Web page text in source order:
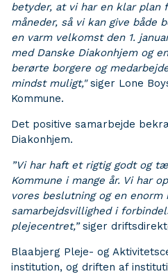
betyder, at vi har en klar plan
måneder, så vi kan give både
en varm velkomst den 1.
med Danske Diakonhjem og
berørte borgere og
mindst muligt,"siger Lone
Kommune.
Det positive samarbejde
Diakonhjem.
”Vi har haft et rigtig godt og
Kommune i mange år. Vi har
vores beslutning og en enorm
samarbejdsvillighed i
plejecentret,”siger
Blaabjerg Pleje- og
institution, og driften af